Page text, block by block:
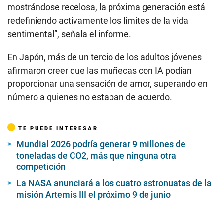
mostrándose recelosa, la próxima generación está
redefiniendo activamente los límites de la vida
sentimental”, señala el informe.
En Japón, más de un tercio de los adultos jóvenes
afirmaron creer que las muñecas con IA podían
proporcionar una sensación de amor, superando en
número a quienes no estaban de acuerdo.
TE PUEDE INTERESAR
Mundial 2026 podría generar 9 millones de
toneladas de CO2, más que ninguna otra
competición
La NASA anunciará a los cuatro astronuatas de la
misión Artemis III el próximo 9 de junio